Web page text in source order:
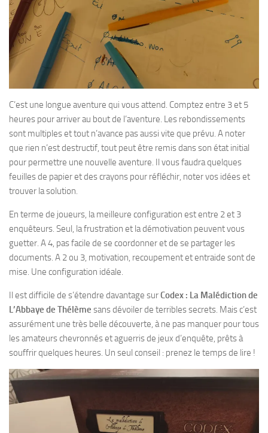
C’est une longue aventure qui vous attend. Comptez entre 3 et 5
heures pour arriver au bout de l’aventure. Les rebondissements
sont multiples et tout n’avance pas aussi vite que prévu. A noter
que rien n’est destructif, tout peut être remis dans son état initial
pour permettre une nouvelle aventure. Il vous faudra quelques
feuilles de papier et des crayons pour réfléchir, noter vos idées et
trouver la solution.
En terme de joueurs, la meilleure configuration est entre 2 et 3
enquêteurs. Seul, la frustration et la démotivation peuvent vous
guetter. A 4, pas facile de se coordonner et de se partager les
documents. A 2 ou 3, motivation, recoupement et entraide sont de
mise. Une configuration idéale.
Il est difficile de s’étendre davantage surCodex : La Malédiction de
L’Abbaye de Thélème sans dévoiler de terribles secrets. Mais c’est
assurément une très belle découverte, à ne pas manquer pour tous
les amateurs chevronnés et aguerris de jeux d’enquête, prêts à
souffrir quelques heures. Un seul conseil : prenez le temps de lire !